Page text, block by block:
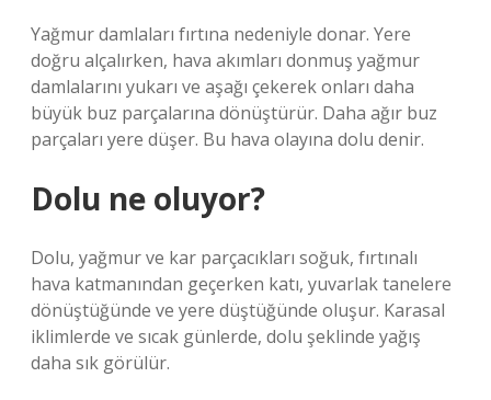
Yağmur damlaları fırtına nedeniyle donar. Yere
doğru alçalırken, hava akımları donmuş yağmur
damlalarını yukarı ve aşağı çekerek onları daha
büyük buz parçalarına dönüştürür. Daha ağır buz
parçaları yere düşer. Bu hava olayına dolu denir.
Dolu ne oluyor?
Dolu, yağmur ve kar parçacıkları soğuk, fırtınalı
hava katmanından geçerken katı, yuvarlak tanelere
dönüştüğünde ve yere düştüğünde oluşur. Karasal
iklimlerde ve sıcak günlerde, dolu şeklinde yağış
daha sık görülür.